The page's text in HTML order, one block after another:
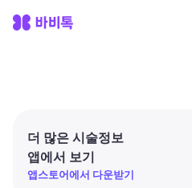
더 많은 시술정보
앱에서 보기
앱스토어에서 다운받기